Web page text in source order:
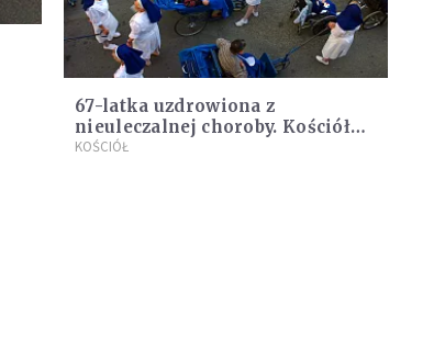
67-latka uzdrowiona z
nieuleczalnej choroby. Kościół
oficjalnie uznał 72. cud za
KOŚCIÓŁ